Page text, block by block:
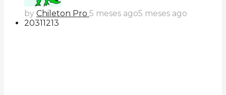
by Chileton Pro 5 meses ago5 meses ago
20311213